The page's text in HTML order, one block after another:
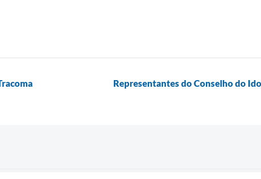
Representantes do Conselho do